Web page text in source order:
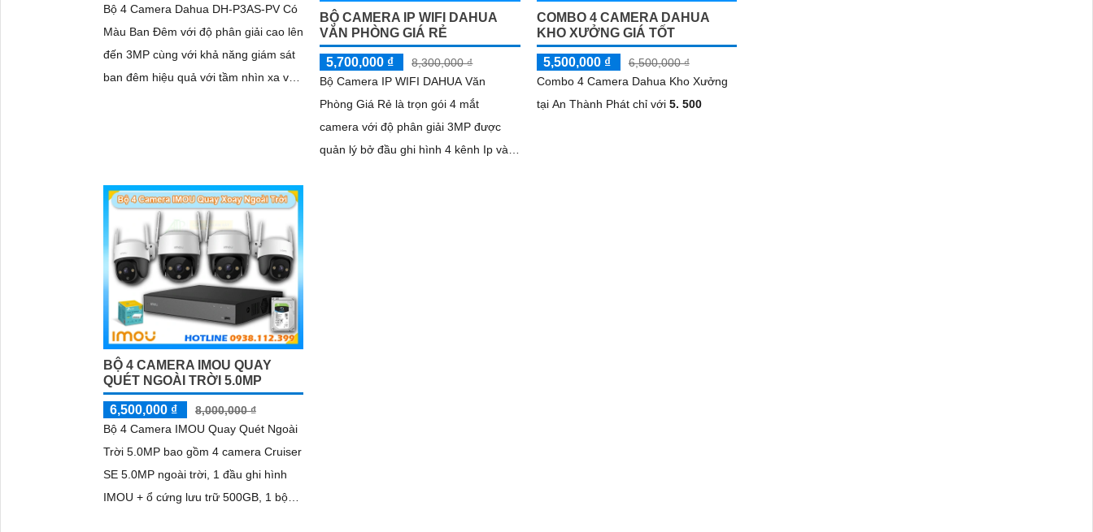
Bộ 4 Camera Dahua DH-P3AS-PV Có
Màu Ban Đêm với độ phân giải cao lên
đến 3MP cùng với khả năng giám sát
ban đêm hiệu quả với tầm nhìn xa vào
BỘ CAMERA IP WIFI DAHUA
VĂN PHÒNG GIÁ RẺ
5,700,000 ₫
8,300,000 ₫
Bộ Camera IP WIFI DAHUA Văn
Phòng Giá Rẻ là trọn gói 4 mắt
camera với độ phân giải 3MP được
quản lý bở đầu ghi hình 4 kênh Ip và
COMBO 4 CAMERA DAHUA
KHO XƯỞNG GIÁ TỐT
5,500,000 ₫
6,500,000 ₫
Combo 4 Camera Dahua Kho Xưởng
tại An Thành Phát chỉ với 5. 500
BỘ 4 CAMERA IMOU QUAY
QUÉT NGOÀI TRỜI 5.0MP
6,500,000 ₫
8,000,000 ₫
Bộ 4 Camera IMOU Quay Quét Ngoài
Trời 5.0MP bao gồm 4 camera Cruiser
SE 5.0MP ngoài trời, 1 đầu ghi hình
IMOU + ổ cứng lưu trữ 500GB, 1 bộ